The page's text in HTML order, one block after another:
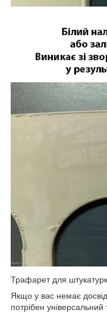
Трафарет для
Якщо у вас немає
потрібен